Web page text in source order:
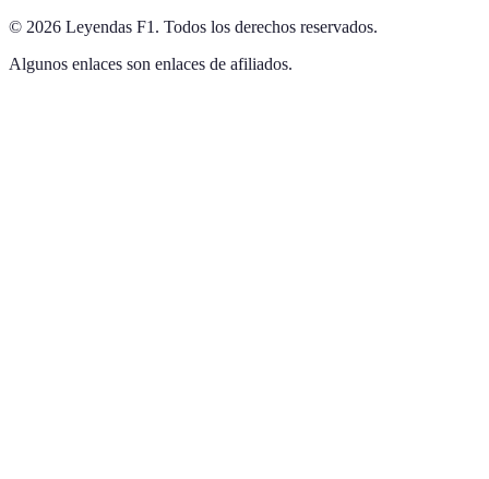
© 2026 Leyendas F1 . Todos los derechos reservados.
Algunos enlaces son enlaces de afiliados.